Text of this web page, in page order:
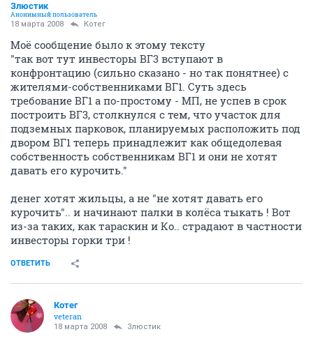
Злюстик
Анонимный пользователь
18 марта 2008 Котег
Моё сообщение было к этому тексту
"так вот тут инвесторы ВГ3 вступают в
конфронтацию (сильно сказано - но так понятнее) с
жителями-собственниками ВГ1. Суть здесь
требование ВГ1 а по-простому - МП, не успев в срок
построить ВГ3, столкнулся с тем, что участок для
подземных парковок, планируемых расположить под
двором ВГ1 теперь принадлежит как общедолевая
собственность собственникам ВГ1 и они не хотят
давать его курочить."
денег хотят жильцы, а не "не хотят давать его
курочить".. и начинают палки в колёса тыкать ! Вот
из-за таких, как тараскин и Ко.. страдают в частности
инвесторы горки три !
ОТВЕТИТЬ
Котег
veteran
18 марта 2008 Злюстик